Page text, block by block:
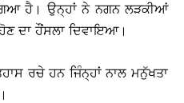
ਹੈ। ਉਨ੍ਹਾਂ ਨੇ ਨਗਨ ਲੜਕੀਆਂ
ਦਾ ਹੌਂਸਲਾ ਦਿਵਾਇਆ।
ਰਚੇ ਹਨ ਜਿੰਨ੍ਹਾਂ ਨਾਲ ਮਨੁੱਖਤਾ